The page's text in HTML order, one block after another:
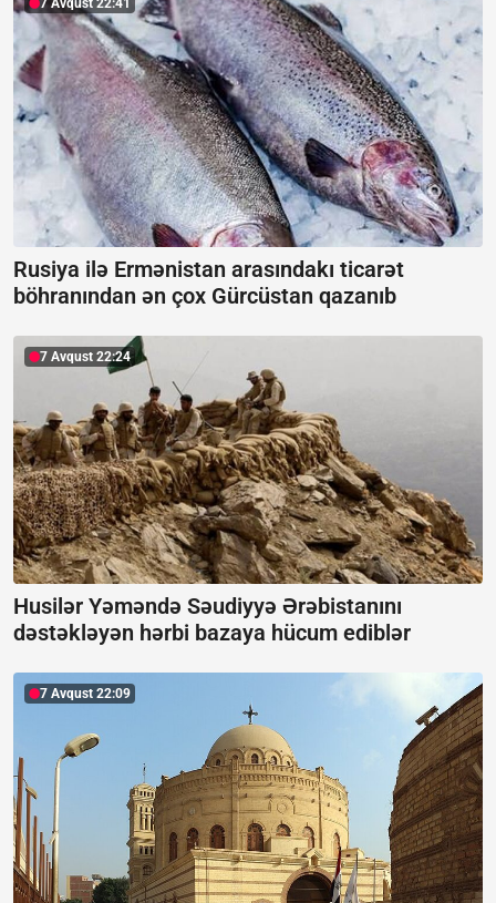
7 Avqust 22:41
Rusiya ilə Ermənistan arasındakı ticarət
böhranından ən çox Gürcüstan qazanıb
7 Avqust 22:24
Husilər Yəməndə Səudiyyə Ərəbistanını
dəstəkləyən hərbi bazaya hücum ediblər
7 Avqust 22:09